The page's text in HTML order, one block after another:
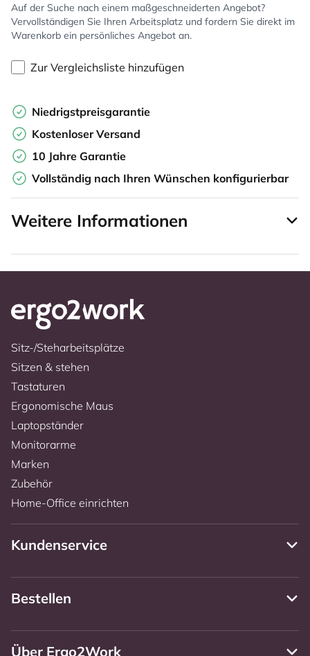
Auf der Suche nach einem maßgeschneiderten Angebot?
Vervollständigen Sie Ihren Arbeitsplatz und fordern Sie direkt im
Warenkorb ein persönliches Angebot an.
Zur Vergleichsliste hinzufügen
Niedrigstpreisgarantie
Kostenloser Versand
10 Jahre Garantie
Vollständig nach Ihren Wünschen konfigurierbar
Weitere Informationen
Sitz-/Steharbeitsplätze
Sitzen & stehen
Tastaturen
Ergonomische Maus
Laptopständer
Monitorarme
Marken
Zubehör
Home-Office einrichten
Kundenservice
Bestellen
Über Ergo2Work